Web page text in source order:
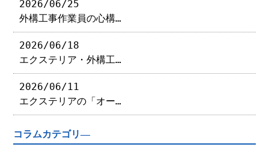
2026/06/25
外構工事作業員の心構…
2026/06/18
エクステリア・外構工…
2026/06/11
エクステリアの「オー…
コラムカテゴリ―